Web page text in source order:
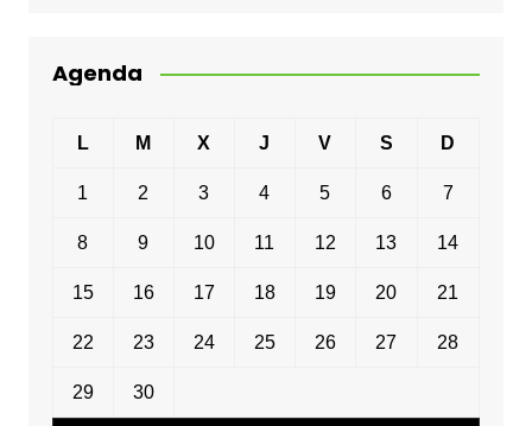
Agenda
L M X J V S D
1 2 3 4 5 6 7
8 9 10 11 12 13 14
15 16 17 18 19 20 21
22 23 24 25 26 27 28
29 30